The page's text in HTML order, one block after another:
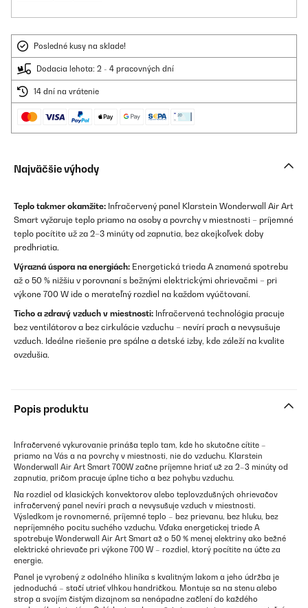
Posledné kusy na sklade!
Dodacia lehota: 2 - 4 pracovných dní
14 dní na vrátenie
Najväčšie výhody
Teplo takmer okamžite: Infračervený panel Klarstein Wonderwall Air Art
Smart vyžaruje teplo priamo na osoby a povrchy v miestnosti – príjemné
teplo pocítite už za 2–3 minúty od zapnutia, bez akejkoľvek doby
predhriatia.
Výrazná úspora na energiách: Energetická trieda A znamená spotrebu
až o 50 % nižšiu v porovnaní s bežnými elektrickými ohrievačmi – pri
výkone 700 W ide o merateľný rozdiel na každom vyúčtovaní.
Ticho a zdravý vzduch v miestnosti: Infračervená technológia pracuje
bez ventilátorov a bez cirkulácie vzduchu – nevírí prach a nevysušuje
vzduch. Ideálne riešenie pre spálne a detské izby, kde záleží na kvalite
ovzdušia.
Popis produktu
Infračervené vykurovanie prináša teplo tam, kde ho skutočne cítite –
priamo na Vás a na povrchy v miestnosti, nie do vzduchu. Klarstein
Wonderwall Air Art Smart 700W začne príjemne hriať už za 2–3 minúty od
zapnutia, pričom pracuje úplne ticho a bez pohybu vzduchu.
Na rozdiel od klasických konvektorov alebo teplovzdušných ohrievačov
infračervený panel nevíri prach a nevysušuje vzduch v miestnosti.
Výsledkom je rovnomerné, príjemné teplo – bez prievanu, bez hluku, bez
nepríjemného pocitu suchého vzduchu. Vďaka energetickej triede A
spotrebuje Wonderwall Air Art Smart až o 50 % menej elektriny ako bežné
elektrické ohrievače pri výkone 700 W – rozdiel, ktorý pocítite na účte za
energie.
Panel je vyrobený z odolného hliníka s kvalitným lakom a jeho údržba je
jednoduchá – stačí utrieť vlhkou handričkou. Montuje sa na stenu alebo
strop a svojím čistým dizajnom sa nenápadne začlení do každého